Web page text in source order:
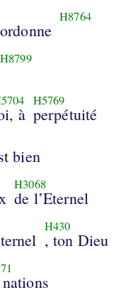
H8764
H8799
à
H5769
perpétuité
bien
H3068
de l’Eternel
H430
, ton Dieu